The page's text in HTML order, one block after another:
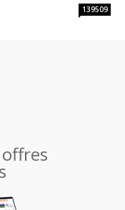
139509